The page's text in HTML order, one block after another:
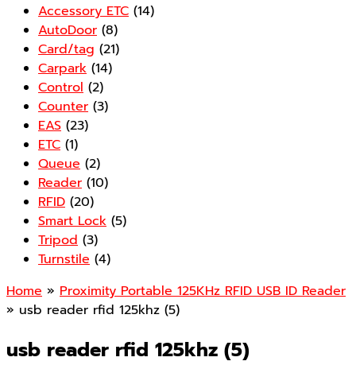
Accessory ETC (14)
AutoDoor (8)
Card/tag (21)
Carpark (14)
Control (2)
Counter (3)
EAS (23)
ETC (1)
Queue (2)
Reader (10)
RFID (20)
Smart Lock (5)
Tripod (3)
Turnstile (4)
Home » Proximity Portable 125KHz RFID USB ID Reader
» usb reader rfid 125khz (5)
usb reader rfid 125khz (5)